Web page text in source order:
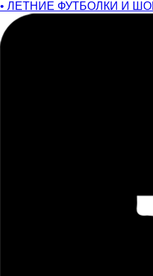
• ЛЕТНИЕ ФУТБОЛКИ И